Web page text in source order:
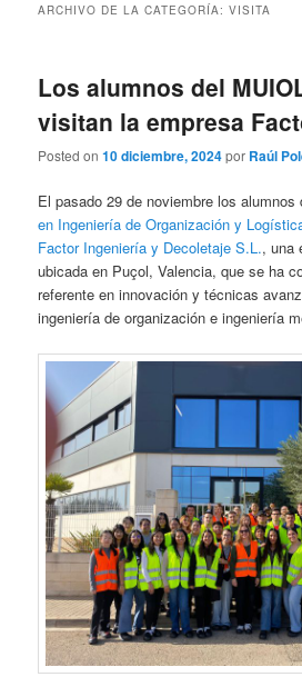
ARCHIVO DE LA CATEGORÍA:VISITA
Los alumnos del
visitan la empresa
Posted on10 diciembre, 2024por Raúl
El pasado 29 de noviembre los alumnos
en Ingeniería de Organización y
Factor Ingeniería y Decoletaje S.L., una
ubicada en Puçol, Valencia, que se ha
referente en innovación y técnicas
ingeniería de organización e ingeniería